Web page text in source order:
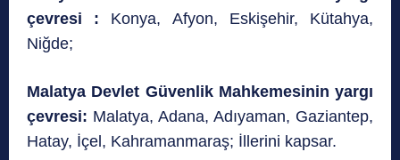
çevresi : Konya, Afyon, Eskişehir, Kütahya,
Niğde;
Malatya Devlet Güvenlik Mahkemesinin yargı
çevresi: Malatya, Adana, Adıyaman, Gaziantep,
Hatay, İçel, Kahramanmaraş; İllerini kapsar.